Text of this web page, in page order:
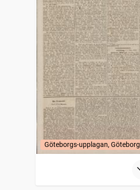
Göteborgs-upplagan, Göteborg